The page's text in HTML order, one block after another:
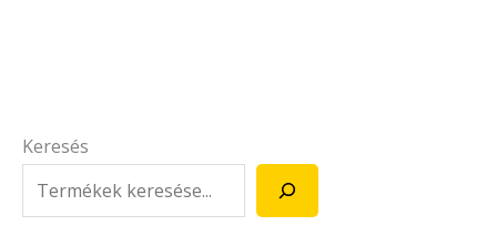
Keresés